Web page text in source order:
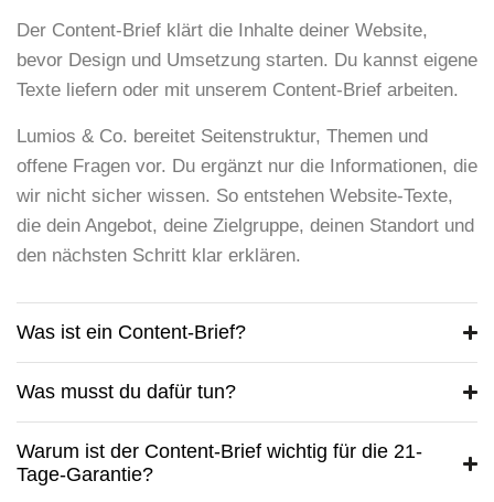
Der Content-Brief klärt die Inhalte deiner Website,
bevor Design und Umsetzung starten. Du kannst eigene
Texte liefern oder mit unserem Content-Brief arbeiten.
Lumios & Co. bereitet Seitenstruktur, Themen und
offene Fragen vor. Du ergänzt nur die Informationen, die
wir nicht sicher wissen. So entstehen Website-Texte,
die dein Angebot, deine Zielgruppe, deinen Standort und
den nächsten Schritt klar erklären.
Was ist ein Content-Brief?
Was musst du dafür tun?
Warum ist der Content-Brief wichtig für die 21-
Tage-Garantie?